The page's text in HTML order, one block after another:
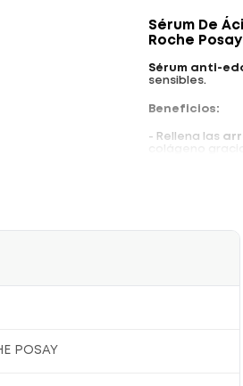
Sérum De
Roche Posay
Sérum anti-
sensibles.
Beneficios:
- Rellena las
madecassoide
- Para las
partir del
- Rellena,
POSAY